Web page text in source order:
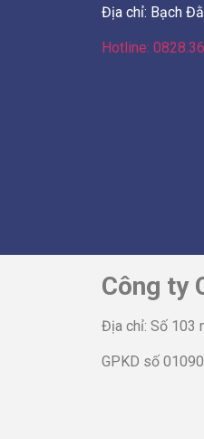
Địa chỉ: Bạch
Hotline:
Công ty
Địa chỉ: Số 103
GPKD số